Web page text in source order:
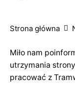
Strona główna
Miło nam
utrzymania
pracować z